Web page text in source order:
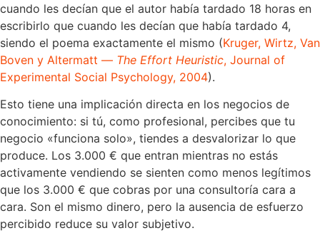
cuando les decían que el autor había tardado 18 horas en
escribirlo que cuando les decían que había tardado 4,
siendo el poema exactamente el mismo (Kruger, Wirtz, Van
Boven y Altermatt — The Effort Heuristic, Journal of
Experimental Social Psychology, 2004).
Esto tiene una implicación directa en los negocios de
conocimiento: si tú, como profesional, percibes que tu
negocio «funciona solo», tiendes a desvalorizar lo que
produce. Los 3.000 € que entran mientras no estás
activamente vendiendo se sienten como menos legítimos
que los 3.000 € que cobras por una consultoría cara a
cara. Son el mismo dinero, pero la ausencia de esfuerzo
percibido reduce su valor subjetivo.